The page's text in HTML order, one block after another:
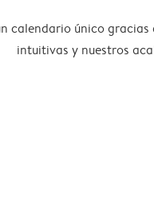
calendario único
intuitivas y nuestros